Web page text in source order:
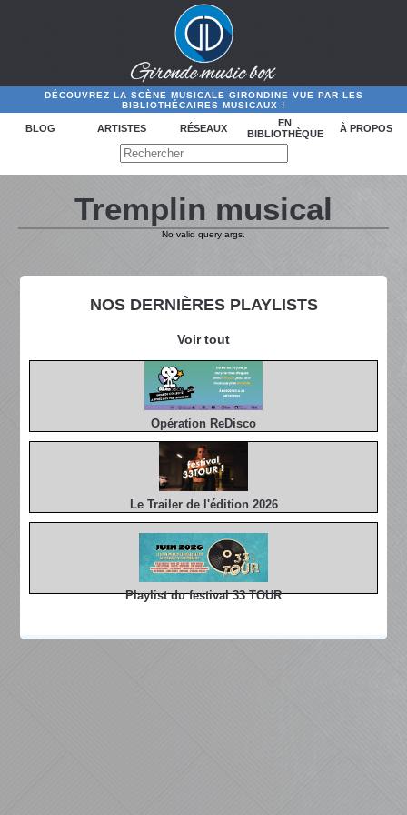
DÉCOUVREZ LA SCÈNE MUSICALE GIRONDINE VUE PAR LES
BIBLIOTHÉCAIRES MUSICAUX !
BLOG ARTISTES RÉSEAUX
EN
BIBLIOTHÈQUE
À PROPOS
NOS DERNIÈRES PLAYLISTS
Voir tout
Opération ReDisco
Le Trailer de l'édition 2026
Playlist du festival 33 TOUR
Tremplin musical
No valid query args.